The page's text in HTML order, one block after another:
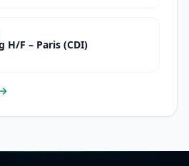
H/F – Paris (CDI)